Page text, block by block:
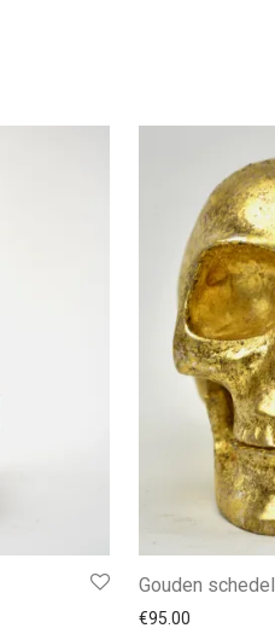
Gouden schedel
€95.00